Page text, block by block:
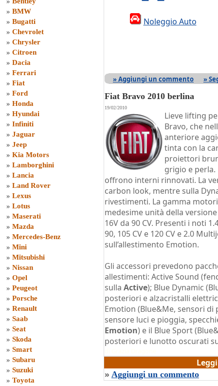
» BMW
» Bugatti
» Chevrolet
» Chrysler
» Citroen
» Dacia
» Ferrari
» Fiat
» Ford
» Honda
» Hyundai
» Infiniti
» Jaguar
» Jeep
» Kia Motors
» Lamborghini
» Lancia
» Land Rover
» Lexus
» Lotus
» Maserati
» Mazda
» Mercedes-Benz
» Mini
» Mitsubishi
» Nissan
» Opel
» Peugeot
» Porsche
» Renault
» Saab
» Seat
» Skoda
» Smart
» Subaru
» Suzuki
» Toyota
Noleggio Auto
» Aggiungi un commento »
Fiat Bravo 2010 berlina
19/02/2010
Lieve lifting
Bravo, che
anteriore
tinta con la
proiettori
grigio e perla.
offrono interni rinnovati. La
carbon look, mentre sulla
rivestimenti. La gamma
medesime unità della
16V da 90 CV. Presenti i noti
90, 105 CV e 120 CV e 2.0
sull’allestimento Emotion.
Gli accessori prevedono
allestimenti: Active Sound
sulla Active); Blue Dynamic
posteriori e alzacristalli
Emotion (Blue&Me, sensori
sensore luci e pioggia,
Emotion) e il Blue Sport
posteriori e lunotto oscurati
» Aggiungi un commento